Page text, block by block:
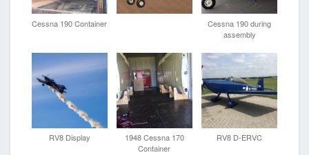
Cessna 190 Container
Cessna 190 during
assembly
RV8 Display
1948 Cessna 170
Container
RV8 D-ERVC